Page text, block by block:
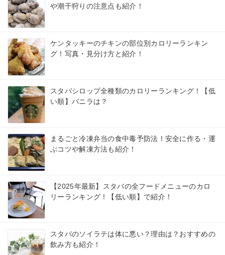
や潮干狩りの注意点も紹介！
ケンタッキーのチキンの部位別カロリーランキン
グ！写真・見分け方と紹介！
スタバシロップ全種類のカロリーランキング！【低
い順】バニラは？
まるごと冷凍弁当の食中毒予防法！安全に作る・運
ぶコツや解凍方法も紹介！
【2025年最新】スタバの全フードメニューのカロ
リーランキング！【低い順】で紹介！
スタバのソイラテは体に悪い？理由は？おすすめの
飲み方も紹介！